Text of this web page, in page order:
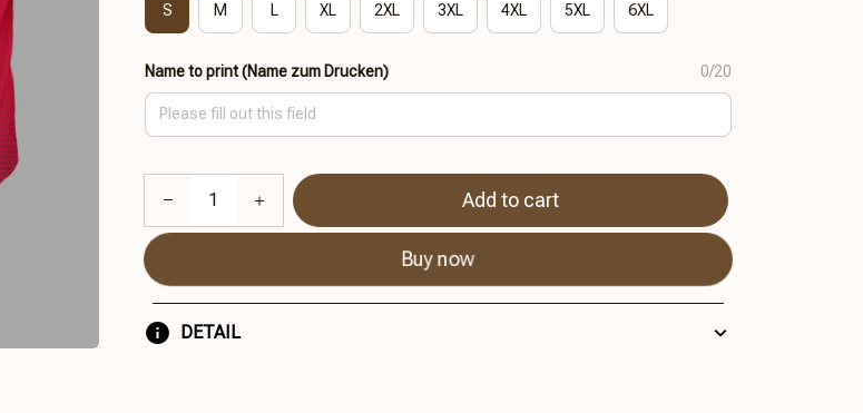
S M L XL 2XL 3XL 4XL 5XL 6XL
Name to print (Name zum Drucken) 0/20
Add to cart
Buy now
DETAIL